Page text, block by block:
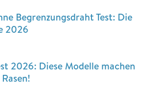
Begrenzungsdraht Test: Die
2026
2026: Diese Modelle machen